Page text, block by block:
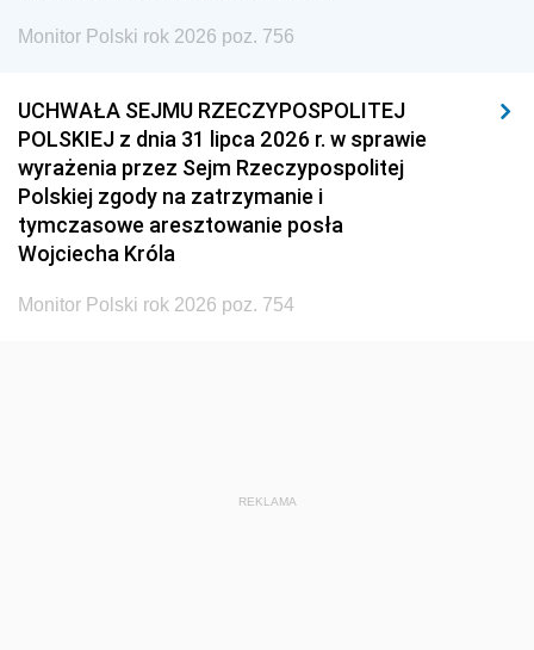
Monitor Polski rok 2026 poz. 756
UCHWAŁA SEJMU RZECZYPOSPOLITEJ
POLSKIEJ z dnia 31 lipca 2026 r. w sprawie
wyrażenia przez Sejm Rzeczypospolitej
Polskiej zgody na zatrzymanie i
tymczasowe aresztowanie posła
Wojciecha Króla
Monitor Polski rok 2026 poz. 754
REKLAMA